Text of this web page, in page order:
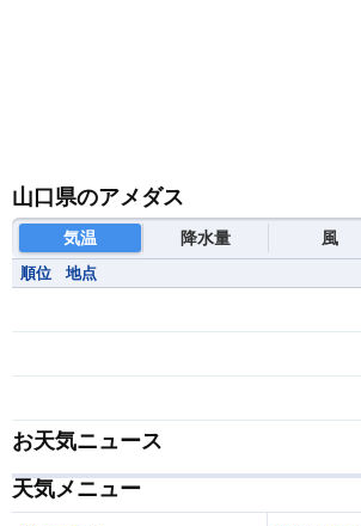
山口県のアメダス
気温 降水量 風
順位 地点
お天気ニュース
天気メニュー